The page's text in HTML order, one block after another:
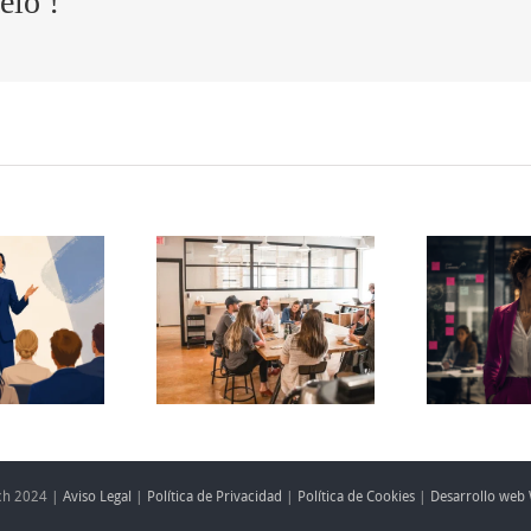
de
en
agotamiento
silencioso de
los mandos
2024 | Aviso Legal Política de Privacidad Política de Cookies Desarrollo web